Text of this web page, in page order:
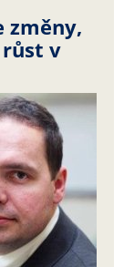
změny,
v